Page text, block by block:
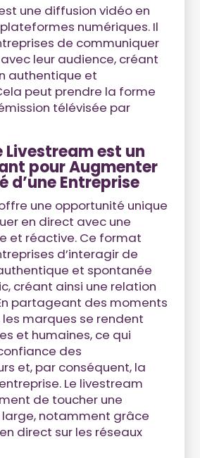
une diffusion vidéo en
numériques. Il
de communiquer
leur audience, créant
authentique et
peut prendre la forme
télévisée par
Livestream est un
pour Augmenter
d’une Entreprise
une opportunité unique
en direct avec une
et réactive. Ce format
d’interagir de
et spontanée
créant ainsi une relation
partageant des moments
marques se rendent
et humaines, ce qui
des
et, par conséquent, la
Le livestream
de toucher une
notamment grâce
direct sur les réseaux